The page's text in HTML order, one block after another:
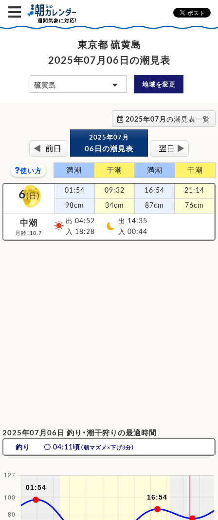
週間気象に対応!
東京都 硫黄島
2025年07月06日の潮見表
地域を変更
2025年07月の潮見表一覧
2025年07月
06日の潮見表
使い方 満潮 干潮 満潮 干潮
6(日) 01:54 09:32 16:54
21:14
98cm
34cm 87cm 76cm
中潮
月齢：10.7
出 04:52
入 18:28
出 14:35
入 00:44
2025年07月06日 釣り・潮干狩りの最適時間
釣り 〇 04:11頃（朝マズメ×下げ3分）